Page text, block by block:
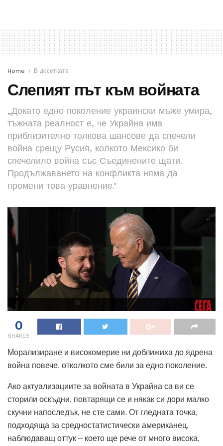
Home В десетката
Слепият път към войната
„Докато едно поколение украински мъже умира,
тъжната реалност е, че Украйна има
приблизително толкова шансове да спечели
война срещу Русия, колкото Мексико би
спечелило война със Съединените щати.
Продължаването на конфликта няма да
промени това уравнение."
0
SHARES
Морализиране и високомерие ни доближиха до ядрена
война повече, отколкото сме били за едно поколение.
Ако актуализациите за войната в Украйна са ви се
сторили оскъдни, повтарящи се и някак си дори малко
скучни напоследък, не сте сами. От гледната точка,
подходяща за средностатистически американец,
наблюдаващ оттук – което ще рече от много висока,